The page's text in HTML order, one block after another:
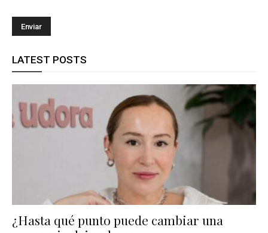
LATEST POSTS
¿Hasta qué punto puede cambiar una